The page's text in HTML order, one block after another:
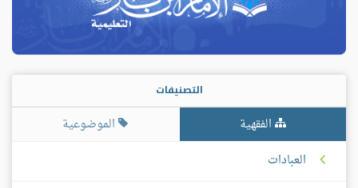
التصنيفات
الفقهية
الموضوعية
العبادات